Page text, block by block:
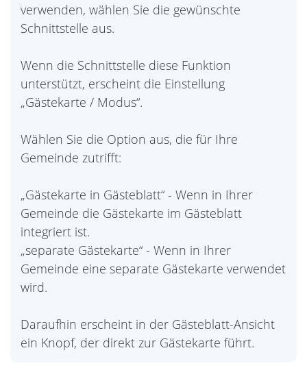
verwenden, wählen Sie die gewünschte
Schnittstelle aus.
Wenn die Schnittstelle diese Funktion
unterstützt, erscheint die Einstellung
„Gästekarte / Modus“.
Wählen Sie die Option aus, die für Ihre
Gemeinde zutrifft:
„Gästekarte in Gästeblatt“ - Wenn in Ihrer
Gemeinde die Gästekarte im Gästeblatt
integriert ist.
„separate Gästekarte“ - Wenn in Ihrer
Gemeinde eine separate Gästekarte verwendet
wird.
Daraufhin erscheint in der Gästeblatt-Ansicht
ein Knopf, der direkt zur Gästekarte führt.